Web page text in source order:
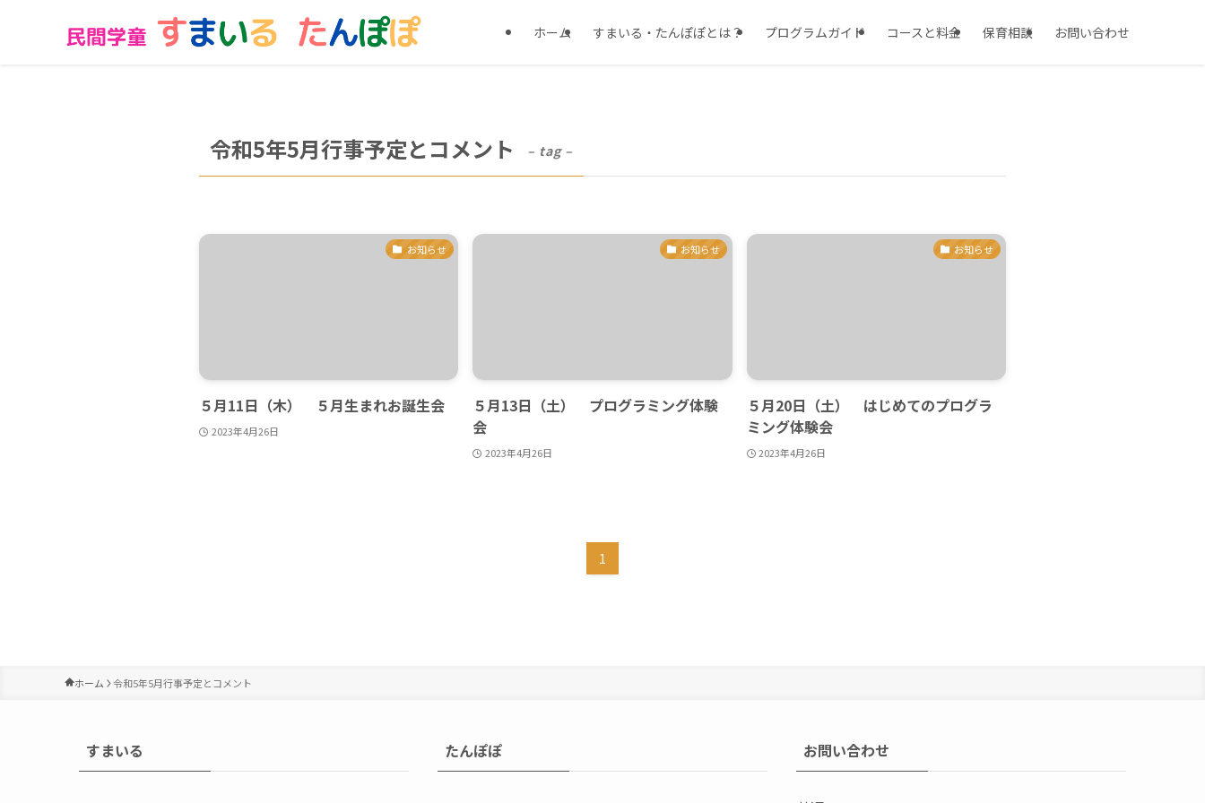
ホーム すまいる・たんぽぽとは？ プログラムガイド コースと料金 保育相談 お問い合わせ
令和5年5月行事予定とコメント – tag –
お知らせ
５月11日（木） ５月生まれお誕生会
2023年4月26日
お知らせ
５月13日（土） プログラミング体験
会
2023年4月26日
お知らせ
５月20日（土） はじめてのプログラ
ミング体験会
2023年4月26日
1
ホーム 令和5年5月行事予定とコメント
すまいる たんぽぽ お問い合わせ